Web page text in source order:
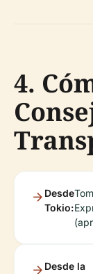
4.
Desde
Tokio:
Desde la